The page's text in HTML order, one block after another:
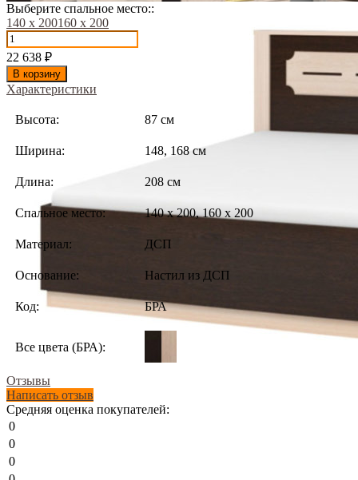
Выберите спальное место::
140 х 200160 х 200
22 638 ₽
В корзину
Характеристики
Высота: 87 см
Ширина: 148, 168 см
Длина: 208 см
Спальное место: 140 х 200, 160 х 200
Материал: ДСП
Основание: Настил из ДСП
Код: БРА
Все цвета (БРА):
Отзывы
Написать отзыв
Средняя оценка покупателей:
0
0
0